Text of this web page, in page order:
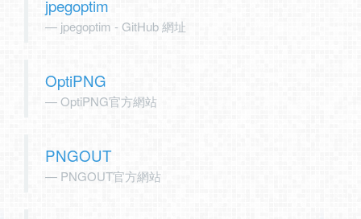
jpegoptim
jpegoptim - GitHub 網址
OptiPNG
OptiPNG官方網站
PNGOUT
PNGOUT官方網站